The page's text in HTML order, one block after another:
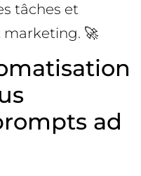
tâches et
marketing. 🚀
ad